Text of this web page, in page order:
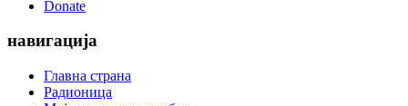
Donate
навигација
Главна страна
Радионица